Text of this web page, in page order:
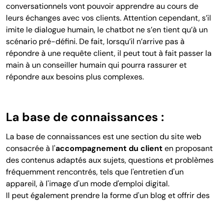
conversationnels vont pouvoir apprendre au cours de
leurs échanges avec vosclients.Attention cependant, s’il
imite le dialogue humain, le chatbot ne s’en tient qu’à un
scénario pré-défini. De fait, lorsqu’il n’arrive pas à
répondre à une requête client, il peut tout à fait passer la
main à un conseiller humain qui pourra rassurer et
répondre aux besoins plus complexes.
La base de connaissances :
La base de connaissances est une section du site web
consacrée à l'accompagnement du clienten proposant
des contenus adaptés aux sujets, questions et problèmes
fréquemment rencontrés, tels que l'entretien d'un
appareil, à l'image d'un mode d'emploi digital.
Il peut également prendre la forme d'un blog et offrir des